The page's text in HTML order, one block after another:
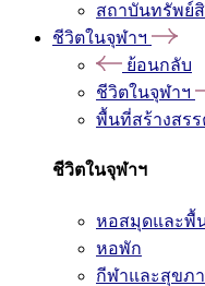
สถาบันทรัพย์
ชีวิตในจุฬาฯ
ย้อนกลับ
ชีวิตในจุฬาฯ
พื้นที่สร้างสรร
ชีวิตในจุฬาฯ
หอสมุดและพื้
หอพัก
กีฬาและสุขภ